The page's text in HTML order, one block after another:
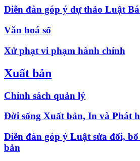
Diễn đàn góp ý dự thảo Luật
Văn hoá số
Xử phạt vi phạm hành chính
Xuất bản
Chính sách quản lý
Đời sống Xuất bản, In và Phát
Diễn đàn góp ý Luật sửa đổi,
bản